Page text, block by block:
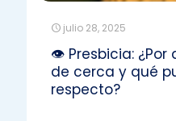
julio 28, 2025
👁️ Presbicia: ¿Por
de cerca y qué
respecto?